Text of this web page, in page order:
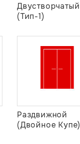
Двустворчатый
(Тип-1)
Раздвижной
(Двойное Купе)